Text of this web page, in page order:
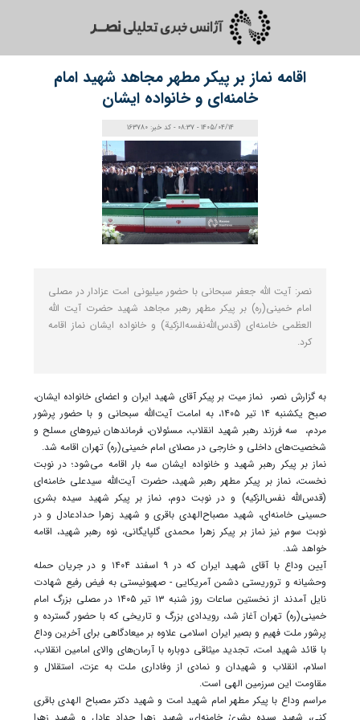
اقامه نماز بر پیکر مطهر مجاهد شهید امام
خامنه‌ای و خانواده ایشان
1405/04/14 - 08:37 - کد خبر: 163780
نصر: آیت الله جعفر سبحانی با حضور میلیونی امت عزادار در مصلی
امام خمینی(ره) بر پیکر مطهر رهبر مجاهد شهید حضرت آیت الله
العظمی خامنه‌ای (قدس‌الله‌نفسه‌الزکیة) و خانواده ایشان نماز اقامه
کرد.
به گزارش نصر، نماز میت بر پیکر آقای شهید ایران و اعضای خانواده ایشان،
صبح یکشنبه ۱۴ تیر ۱۴۰۵، به امامت آیت‌الله سبحانی و با حضور پرشور
مردم، سه فرزند رهبر شهید انقلاب، مسئولان، فرماندهان نیروهای مسلح و
شخصیت‌های داخلی و خارجی در مصلای امام خمینی(ره) تهران اقامه شد.
نماز بر پیکر رهبر شهید و خانواده ایشان سه بار اقامه می‌شود؛ در نوبت
نخست، نماز بر پیکر مطهر رهبر شهید، حضرت آیت‌الله سیدعلی خامنه‌ای
(قدس‌الله نفس‌الزکیه) و در نوبت دوم، نماز بر پیکر شهید سیده بشری
حسینی خامنه‌ای، شهید مصباح‌الهدی باقری و شهید زهرا حدادعادل و در
نوبت سوم نیز نماز بر پیکر زهرا محمدی گلپایگانی، نوه رهبر شهید، اقامه
خواهد شد.
آیین وداع با آقای شهید ایران که در ۹ اسفند ۱۴۰۴ و در جریان حمله
وحشیانه و تروریستی دشمن آمریکایی - صهیونیستی به فیض رفیع شهادت
نایل آمدند از نخستین ساعات روز شنبه ۱۳ تیر ۱۴۰۵ در مصلی بزرگ امام
خمینی(ره) تهران آغاز شد، رویدادی بزرگ و تاریخی که با حضور گسترده و
پرشور ملت فهیم و بصیر ایران اسلامی علاوه بر میعادگاهی برای آخرین وداع
با قائد شهید امت، تجدید میثاقی دوباره با آرمان‌های والای امامین انقلاب،
اسلام، انقلاب و شهیدان و نمادی از وفاداری ملت به عزت، استقلال و
مقاومت این سرزمین الهی است.
مراسم وداع با پیکر مطهر امام شهید امت و شهید دکتر مصباح الهدی باقری